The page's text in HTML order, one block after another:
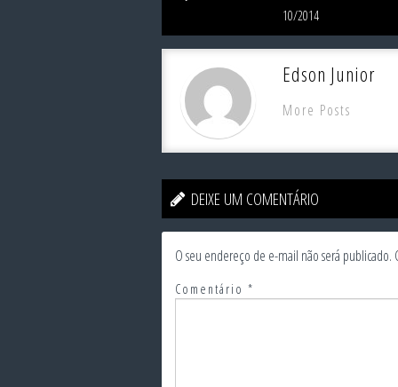
10/2014
Edson Junior
More Posts
DEIXE UM COMENTÁRIO
O seu endereço de e-mail não será publicado.
Comentário *